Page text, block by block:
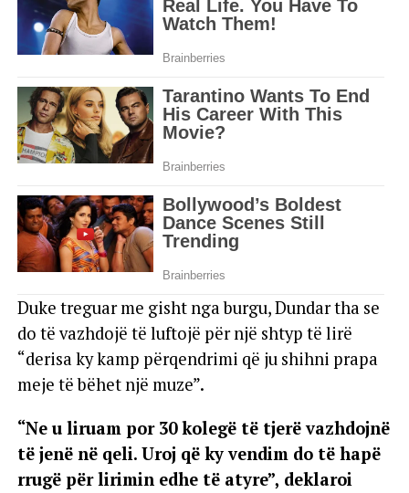
Duke treguar me gisht nga burgu, Dundar tha se
do të vazhdojë të luftojë për një shtyp të lirë
“derisa ky kamp përqendrimi që ju shihni prapa
meje të bëhet një muze”.
“Ne u liruam por 30 kolegë të tjerë vazhdojnë
të jenë në qeli. Uroj që ky vendim do të hapë
rrugë për lirimin edhe të atyre”, deklaroi